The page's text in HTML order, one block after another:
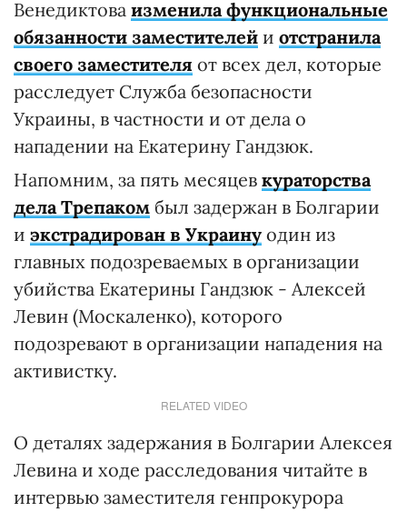
Венедиктова изменила функциональные
обязанности заместителей и отстранила
своего заместителя от всех дел, которые
расследует Служба безопасности
Украины, в частности и от дела о
нападении на Екатерину Гандзюк.
Напомним, за пять месяцев кураторства
дела Трепаком был задержан в Болгарии
и экстрадирован в Украину один из
главных подозреваемых в организации
убийства Екатерины Гандзюк - Алексей
Левин (Москаленко), которого
подозревают в организации нападения на
активистку.
RELATED VIDEO
О деталях задержания в Болгарии Алексея
Левина и ходе расследования читайте в
интервью заместителя генпрокурора